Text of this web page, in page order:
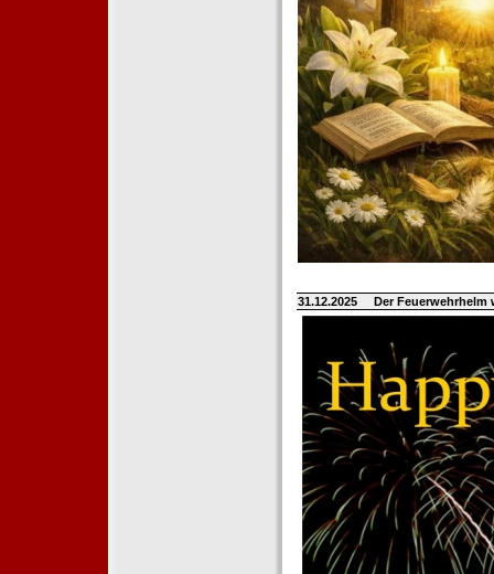
31.12.2025 Der